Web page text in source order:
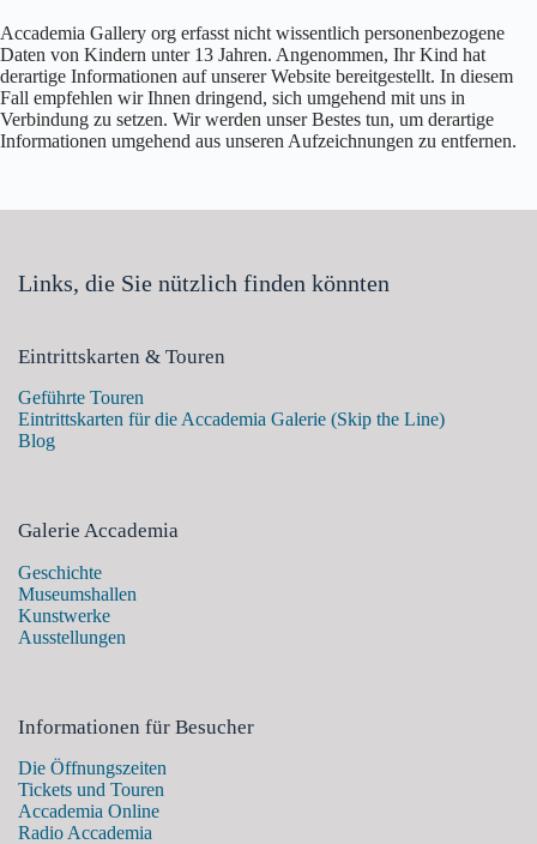
Accademia Gallery org erfasst nicht wissentlich personenbezogene
Daten von Kindern unter 13 Jahren. Angenommen, Ihr Kind hat
derartige Informationen auf unserer Website bereitgestellt. In diesem
Fall empfehlen wir Ihnen dringend, sich umgehend mit uns in
Verbindung zu setzen. Wir werden unser Bestes tun, um derartige
Informationen umgehend aus unseren Aufzeichnungen zu entfernen.
Links, die Sie nützlich finden könnten
Eintrittskarten & Touren
Geführte Touren
Eintrittskarten für die Accademia Galerie (Skip the Line)
Blog
Galerie Accademia
Geschichte
Museumshallen
Kunstwerke
Ausstellungen
Informationen für Besucher
Die Öffnungszeiten
Tickets und Touren
Accademia Online
Radio Accademia